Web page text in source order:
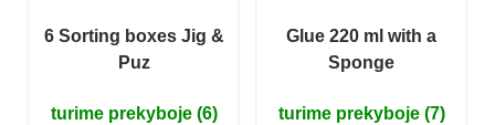
6 Sorting boxes Jig &
Puz
turime prekyboje (6)
Glue 220 ml with a
Sponge
turime prekyboje (7)